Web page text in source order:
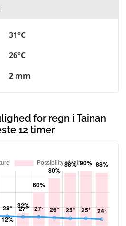
31°C
26°C
2 mm
for regn i Tainan
12 timer